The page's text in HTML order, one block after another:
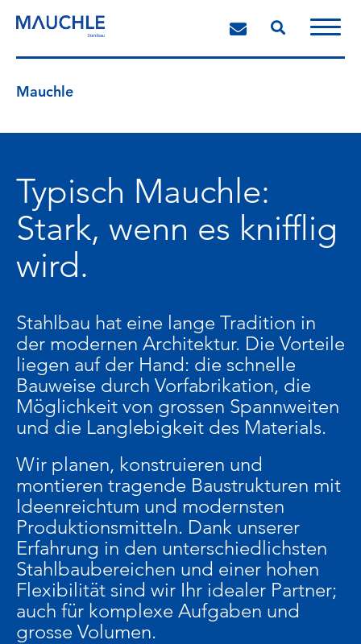
Mauchle
Typisch Mauchle:
Stark, wenn es knifflig
wird.
Stahlbau hat eine lange Tradition in
der modernen Architektur. Die Vorteile
liegen auf der Hand: die schnelle
Bauweise durch Vorfabrikation, die
Möglichkeit von grossen Spannweiten
und die Langlebigkeit des Materials.
Wir planen, konstruieren und
montieren tragende Baustrukturen mit
Ideenreichtum und modernsten
Produktionsmitteln. Dank unserer
Erfahrung in den unterschiedlichsten
Stahlbaubereichen und einer hohen
Flexibilität sind wir Ihr idealer Partner;
auch für komplexe Aufgaben und
grosse Volumen.